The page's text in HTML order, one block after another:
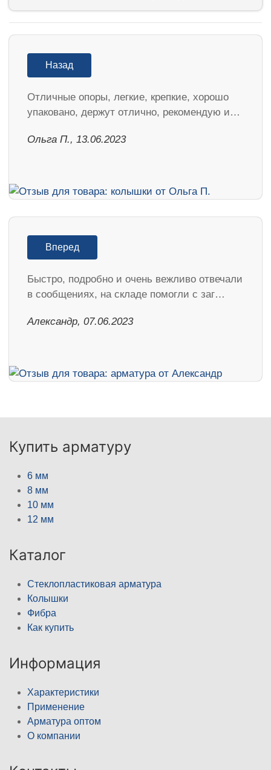
Назад
Отличные опоры, легкие, крепкие, хорошо
упаковано, держут отлично, рекомендую и…
Ольга П., 13.06.2023
Вперед
Быстро, подробно и очень вежливо отвечали
в сообщениях, на складе помогли с заг…
Александр, 07.06.2023
Купить арматуру
6 мм
8 мм
10 мм
12 мм
Каталог
Стеклопластиковая арматура
Колышки
Фибра
Как купить
Информация
Характеристики
Применение
Арматура оптом
О компании